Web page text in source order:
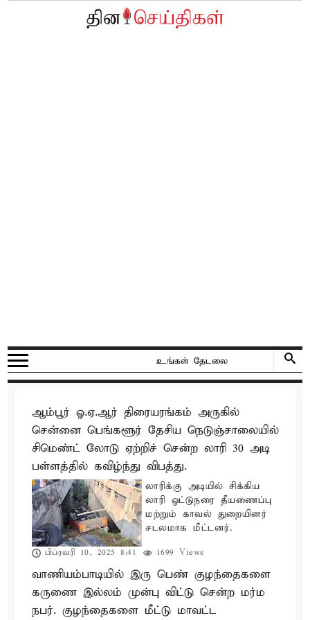
ஆம்பூர் ஓ.ஏ.ஆர் திரையரங்கம் அருகில்
சென்னை பெங்களூர் தேசிய நெடுஞ்சாலையில்
சிமெண்ட் லோடு ஏற்றிச் சென்ற லாரி 30 அடி
பள்ளத்தில் கவிழ்ந்து விபத்து.
லாரிக்கு அடியில் சிக்கிய
லாரி ஓட்டுநரை தீயணைப்பு
மற்றும் காவல் துறையினர்
சடலமாக மீட்டனர்.
பிப்ரவரி 10, 2025 8:41 1699 Views
வாணியம்பாடியில் இரு பெண் குழந்தைகளை
கருணை இல்லம் முன்பு விட்டு சென்ற மர்ம
நபர். குழந்தைகளை மீட்டு மாவட்ட